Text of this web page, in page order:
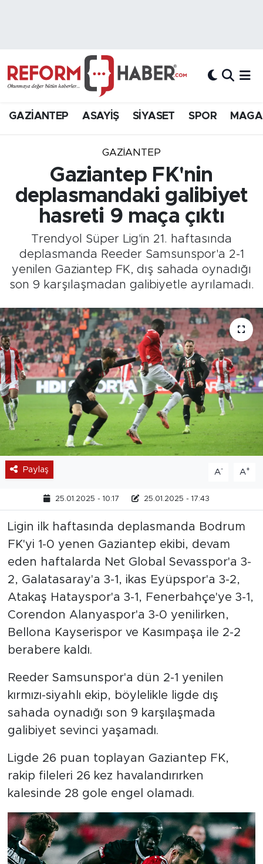
GAZİANTEP ASAYİŞ SİYASET SPOR
GAZIANTEP
Gaziantep FK'nin
deplasmandaki galibiyet
hasreti 9 maça çıktı
Trendyol Süper Lig'in 21. haftasında
deplasmanda Reeder Samsunspor'a 2-1
yenilen Gaziantep FK, dış sahada oynadığı
son 9 karşılaşmadan galibiyetle ayrılamadı.
Paylaş A- A+
25.01.2025 - 10:17 25.01.2025 - 17:43
Ligin ilk haftasında deplasmanda Bodrum
FK'yi 1-0 yenen Gaziantep ekibi, devam
eden haftalarda Net Global Sevasspor'a 3-
2, Galatasaray'a 3-1, ikas Eyüpspor'a 3-2,
Atakaş Hatayspor'a 3-1, Fenerbahçe'ye 3-1,
Corendon Alanyaspor'a 3-0 yenilirken,
Bellona Kayserispor ve Kasımpaşa ile 2-2
berabere kaldı.
Reeder Samsunspor'a dün 2-1 yenilen
kırmızı-siyahlı ekip, böylelikle ligde dış
sahada oynadığı son 9 karşılaşmada
galibiyet sevinci yaşamadı.
Ligde 26 puan toplayan Gaziantep FK,
rakip fileleri 26 kez havalandırırken
kalesinde 28 gole engel olamadı.
Hava Durumu
Süper Lig Puan Durumu ve Fikstür
Tüm Manşetler
Son Dakika Haberleri
Haber Arşivi